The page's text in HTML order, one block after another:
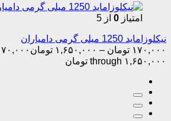
امتیاز 0 از 5
نیکلوزاماید 1250 میلی گرمی دامیاران
۱۷۰,۰۰۰ تومان – ۱,۶۵۰,۰۰۰ تومان
through ۱,۶۵۰,۰۰۰ تومان